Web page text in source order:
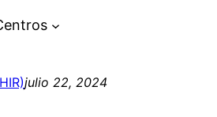
julio 22, 2024